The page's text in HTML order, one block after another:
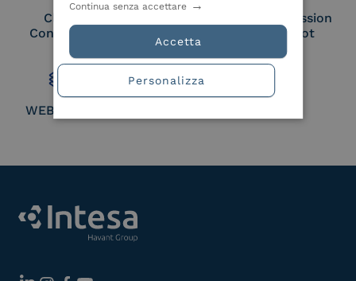
Cloud Signature
Consortium Member
European Commission
Large Scale Pilot
WEBUILD Consortium
Accetta
Continua senza accettare
Personalizza